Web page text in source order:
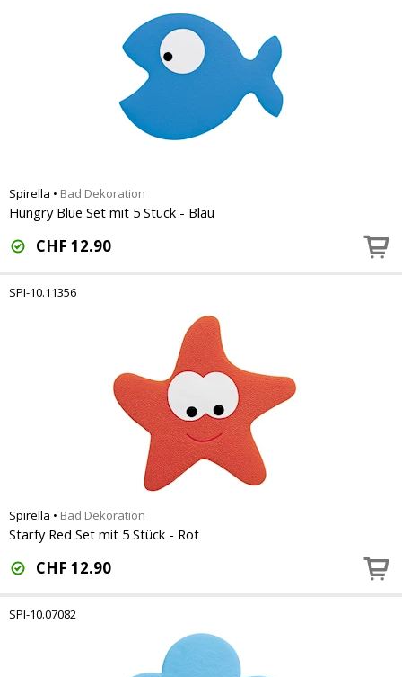
Spirella • Bad Dekoration
Hungry Blue Set mit 5 Stück - Blau
CHF 12.90
SPI-10.11356
Spirella • Bad Dekoration
Starfy Red Set mit 5 Stück - Rot
CHF 12.90
SPI-10.07082